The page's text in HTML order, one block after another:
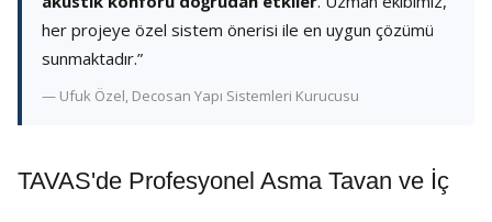
her projeye özel sistem önerisi ile en uygun çözümü
sunmaktadır.”
— Ufuk Özel, Decosan Yapı Sistemleri Kurucusu
TAVAS'de Profesyonel Asma Tavan ve İç